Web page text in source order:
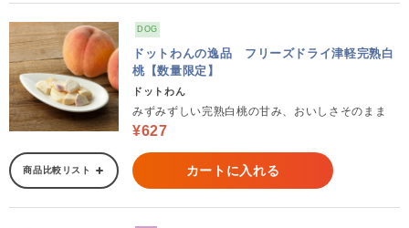
DOG
ドットわんの逸品 フリーズドライ津軽完熟白
桃【数量限定】
ドットわん
みずみずしい完熟白桃の甘み、おいしさそのまま
¥627
商品比較リスト カートに入れる